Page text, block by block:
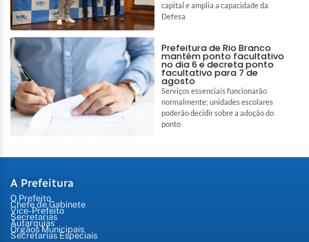
capital e amplia a capacidade da
Defesa
Prefeitura de Rio Branco
mantém ponto facultativo
no dia 6 e decreta ponto
facultativo para 7 de
agosto
Serviços essenciais funcionarão
normalmente; unidades escolares
poderão decidir sobre a adoção do
ponto
A Prefeitura
O Prefeito
Chefe de Gabinete
Vice-Prefeito
Secretarias
Autarquias
Órgãos Municipais
Secretarias Especiais